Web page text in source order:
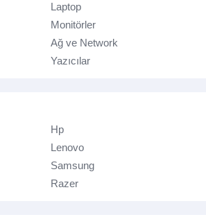
Laptop
Monitörler
Ağ ve Network
Yazıcılar
Hp
Lenovo
Samsung
Razer